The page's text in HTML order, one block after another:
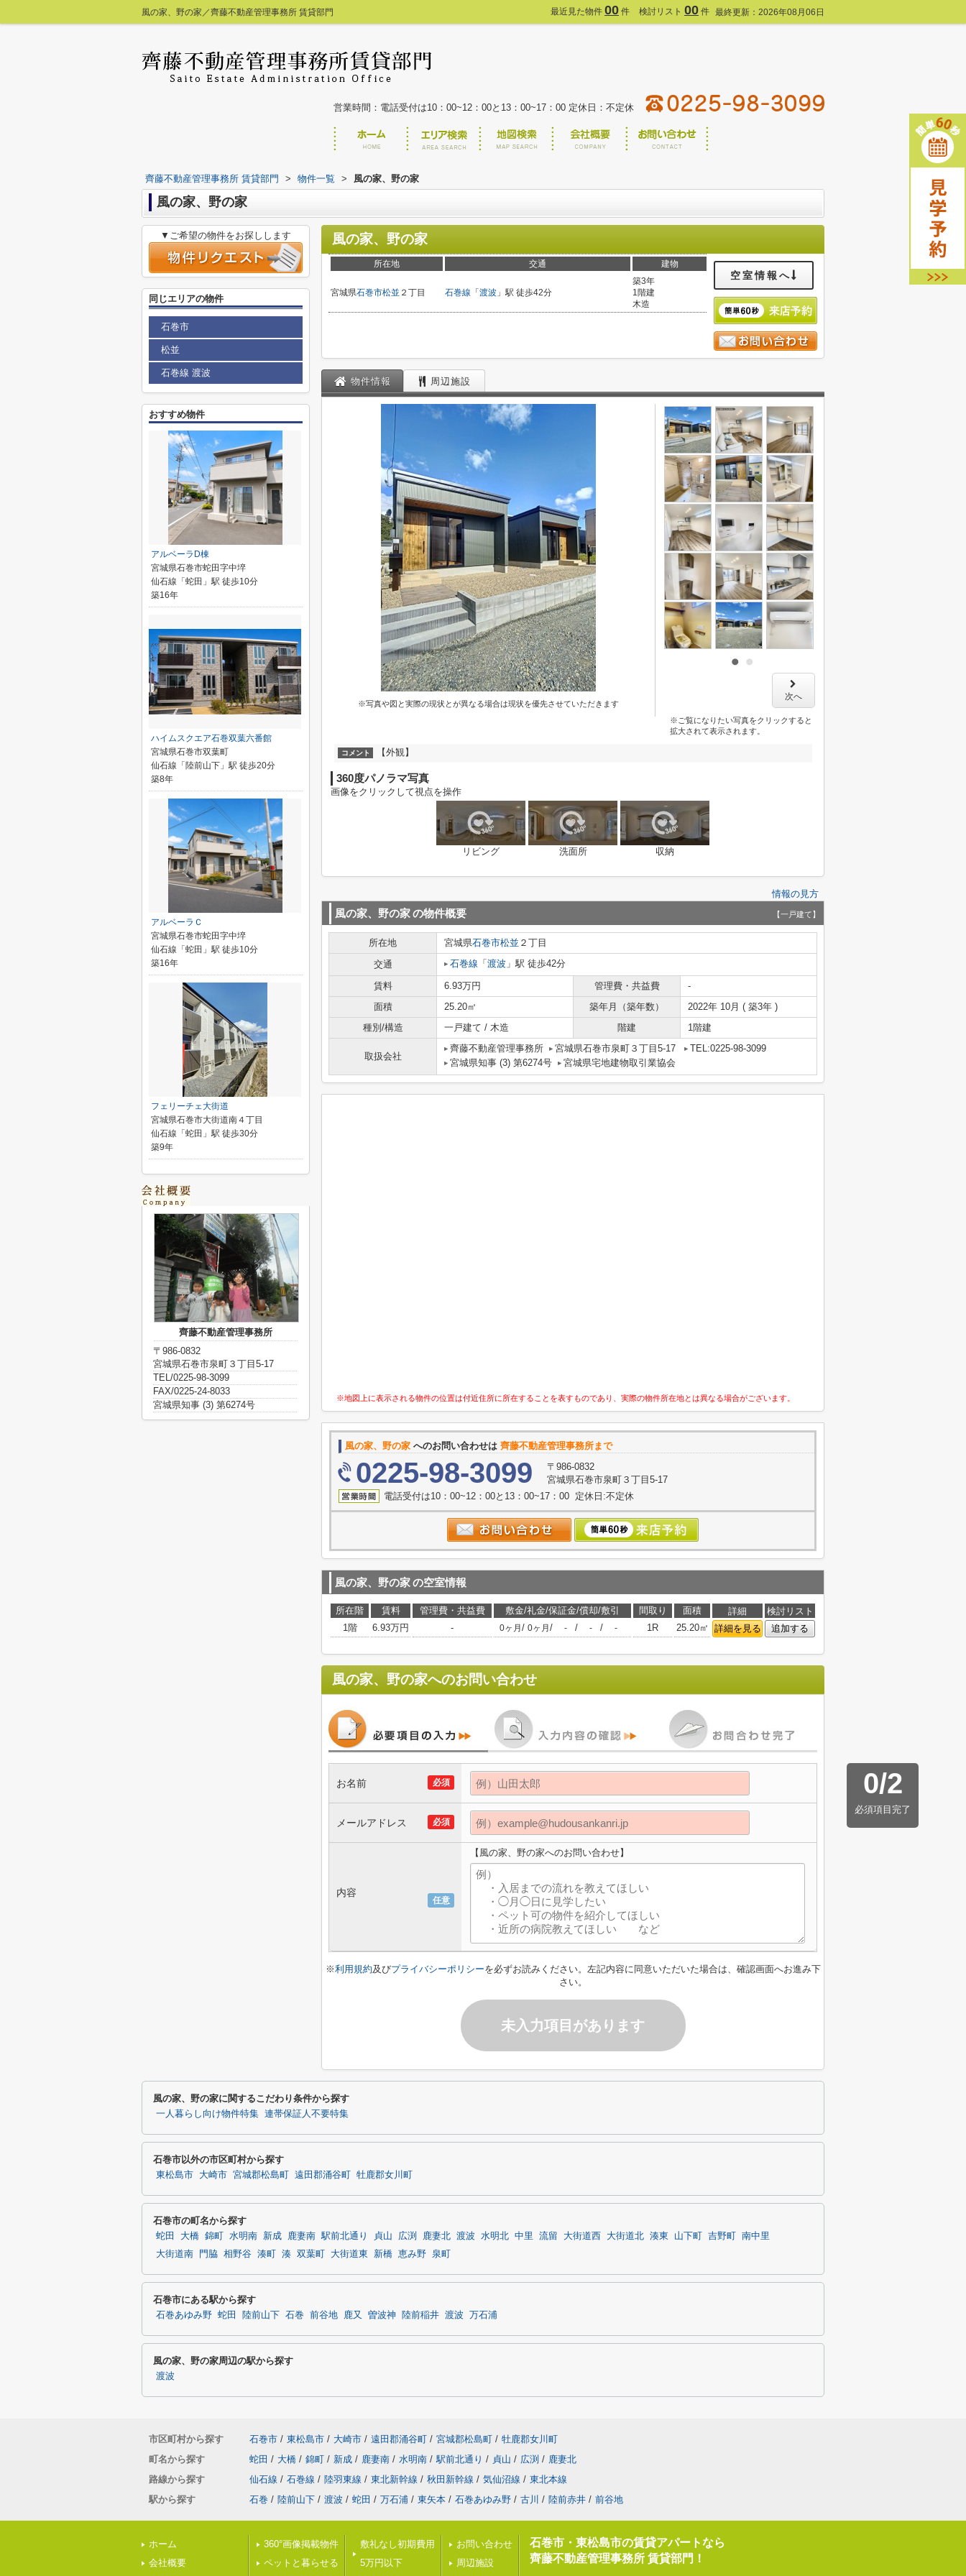
風の家、野の家／齊藤不動産管理事務所 賃貸部門 最近見た物件 00 件 検討リスト 00 件 最終更新：2026年08月06日
営業時間：電話受付は10：00~12：00と13：00~17：00 定休日：不定休
齊藤不動産管理事務所 賃貸部門 > 物件一覧 > 風の家、野の家
風の家、野の家
風の家、野の家
所在地 交通 建物
宮城県石巻市松並 ２丁目 石巻線 「 渡波 」駅 徒歩42分
築3年
1階建
木造
空室情報へ
物件情報 周辺施設
※写真や図と実際の現状とが異なる場合は現状を優先させていただきます
次へ
※ご覧になりたい写真をクリックすると
拡大されて表示されます。
コメント 【外観】
360度パノラマ写真
画像をクリックして視点を操作
リビング 洗面所 収納
情報の見方
風の家、野の家の物件概要 【一戸建て】
所在地 宮城県石巻市松並 ２丁目
交通
石巻線 「 渡波 」駅 徒歩42分
賃料 6.93万円 管理費・共益費
-
面積
25.20㎡ 築年月（築年数）
2022年 10月 ( 築3年 )
種別/構造
一戸建て / 木造 階建 1階建
取扱会社
齊藤不動産管理事務所 宮城県石巻市泉町３丁目5-17
TEL:0225-98-3099
宮城県知事 (3) 第6274号
宮城県宅地建物取引業協会
※地図上に表示される物件の位置は付近住所に所在することを表すものであり、実際の物件所在地とは異なる場合がございます。
風の家、野の家 へのお問い合わせは 齊藤不動産管理事務所まで
0225-98-3099
〒986-0832
宮城県石巻市泉町３丁目5-17
電話受付は10：00~12：00と13：00~17：00 定休日:不定休
風の家、野の家の空室情報
所在階 賃料 管理費・共益費 敷金/礼金/保証金/償却/敷引 間取り 面積 詳細
検討リスト
1階
6.93万円 - 0ヶ月 / 0ヶ月 / - / - / - 1R 25.20㎡ 詳細を見る 追加する
風の家、野の家へのお問い合わせ
0/2
必須項目完了
必須
お名前
必須
メールアドレス
任意
内容
【風の家、野の家へのお問い合わせ】
※利用規約及びプライバシーポリシーを必ずお読みください。左記内容に同意いただいた場合は、確認画面へお進み下
さい。
未入力項目があります
▼ご希望の物件をお探しします
同じエリアの物件
石巻市
松並
石巻線 渡波
おすすめ物件
アルベーラD棟
宮城県石巻市蛇田字中埣
仙石線「蛇田」駅 徒歩10分
築16年
ハイムスクエア石巻双葉六番館
宮城県石巻市双葉町
仙石線「陸前山下」駅 徒歩20分
築8年
アルベーラＣ
宮城県石巻市蛇田字中埣
仙石線「蛇田」駅 徒歩10分
築16年
フェリーチェ大街道
宮城県石巻市大街道南４丁目
仙石線「蛇田」駅 徒歩30分
築9年
齊藤不動産管理事務所
〒986-0832
宮城県石巻市泉町３丁目5-17
TEL/0225-98-3099
FAX/0225-24-8033
宮城県知事 (3) 第6274号
風の家、野の家に関するこだわり条件から探す
一人暮らし向け物件特集 連帯保証人不要特集
石巻市以外の市区町村から探す
東松島市 大崎市 宮城郡松島町 遠田郡涌谷町 牡鹿郡女川町
石巻市の町名から探す
蛇田 大橋 錦町 水明南 新成 鹿妻南 駅前北通り 貞山 広渕 鹿妻北 渡波 水明北 中里 流留 大街道西 大街道北 湊東 山下町 吉野町
南中里
大街道南
門脇 相野谷 湊町 湊 双葉町 大街道東 新橋 恵み野 泉町
石巻市にある駅から探す
石巻あゆみ野 蛇田 陸前山下 石巻 前谷地 鹿又 曽波神 陸前稲井 渡波 万石浦
風の家、野の家周辺の駅から探す
渡波
市区町村から探す 石巻市 / 東松島市 / 大崎市 / 遠田郡涌谷町 / 宮城郡松島町 / 牡鹿郡女川町
町名から探す
蛇田 / 大橋 / 錦町 / 新成 / 鹿妻南 / 水明南 / 駅前北通り / 貞山 / 広渕 / 鹿妻北
路線から探す
仙石線 / 石巻線 / 陸羽東線 / 東北新幹線 / 秋田新幹線 / 気仙沼線 / 東北本線
駅から探す
石巻 / 陸前山下 / 渡波 / 蛇田 / 万石浦 / 東矢本 / 石巻あゆみ野 / 古川 / 陸前赤井 / 前谷地
ホーム
会社概要
360°画像掲載物件
ペットと暮らせる
敷礼なし初期費用
5万円以下
お問い合わせ
周辺施設
石巻市・東松島市の賃貸アパートなら
齊藤不動産管理事務所 賃貸部門！